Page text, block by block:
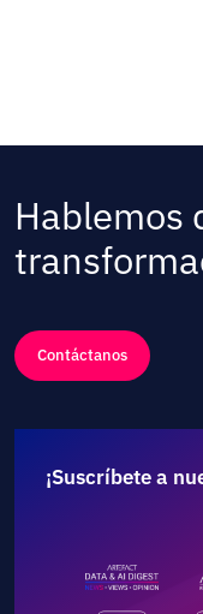
Hablemos
Contáctanos
¡Suscríbete a